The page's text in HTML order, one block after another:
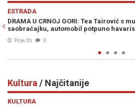
GORI: Tea Tairović s mužem
automobil potpuno havarisan
Kultura / Najčitanije